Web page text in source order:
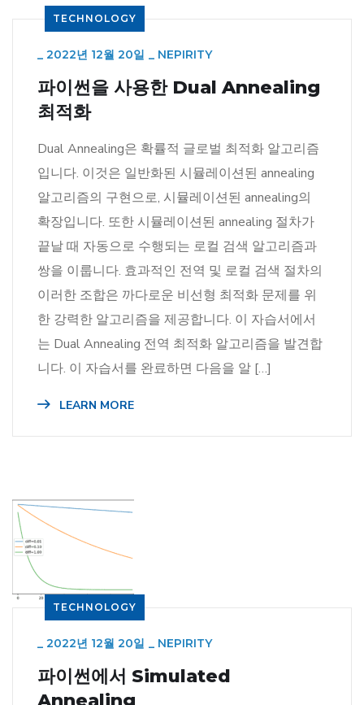
TECHNOLOGY
_ 2022년 12월 20일 _ NEPIRITY
파이썬을 사용한 Dual Annealing
최적화
Dual Annealing은 확률적 글로벌 최적화 알고리즘
입니다. 이것은 일반화된 시뮬레이션된 annealing
알고리즘의 구현으로, 시뮬레이션된 annealing의
확장입니다. 또한 시뮬레이션된 annealing 절차가
끝날 때 자동으로 수행되는 로컬 검색 알고리즘과
쌍을 이룹니다. 효과적인 전역 및 로컬 검색 절차의
이러한 조합은 까다로운 비선형 최적화 문제를 위
한 강력한 알고리즘을 제공합니다. 이 자습서에서
는 Dual Annealing 전역 최적화 알고리즘을 발견합
니다. 이 자습서를 완료하면 다음을 알 […]
LEARN MORE
TECHNOLOGY
_ 2022년 12월 20일 _ NEPIRITY
파이썬에서 Simulated